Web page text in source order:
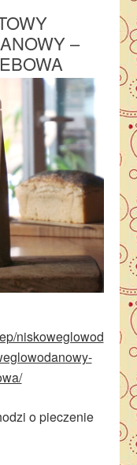
–
niskoweglowod
o pieczenie